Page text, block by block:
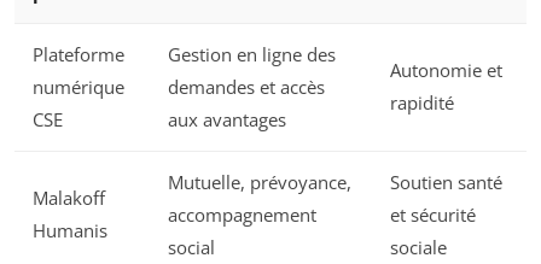
Plateforme
numérique
CSE
Gestion en ligne des
demandes et accès
aux avantages
Autonomie et
rapidité
Malakoff
Humanis
Mutuelle, prévoyance,
accompagnement
social
Soutien santé
et sécurité
sociale